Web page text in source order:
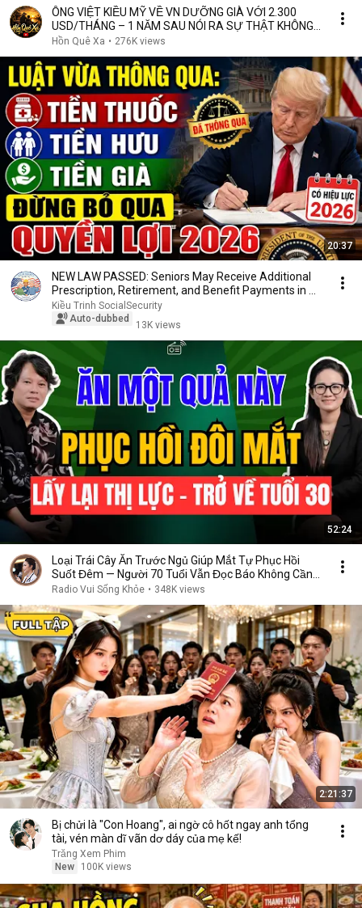
ÔNG VIỆT KIỀU MỸ VỀ VN DƯỠNG GIÀ VỚI 2.300
USD/THÁNG – 1 NĂM SAU NÓI RA SỰ THẬT KHÔNG
NGỜ
Hồn Quê Xa • 276K views
20:37
NEW LAW PASSED: Seniors May Receive Additional
Prescription, Retirement, and Benefit Payments in ...
Kiều Trinh SocialSecurity
Auto-dubbed
13K views
52:24
Loại Trái Cây Ăn Trước Ngủ Giúp Mắt Tự Phục Hồi
Suốt Đêm — Người 70 Tuổi Vẫn Đọc Báo Không Cần
Kính
Radio Vui Sống Khỏe • 348K views
2:21:37
Bị chửi là "Con Hoang", ai ngờ cô hốt ngay anh tổng
tài, vén màn dĩ vãn dơ dáy của mẹ kế!
Trăng Xem Phim
New
100K views